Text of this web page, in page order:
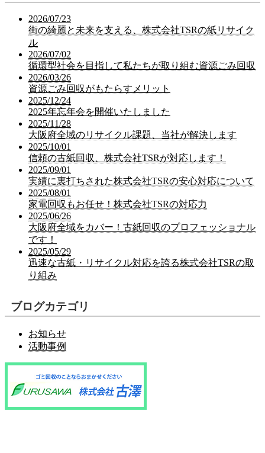
2026/07/23
街の綺麗と未来を支える、株式会社TSRの紙リサイク
ル
2026/07/02
循環型社会を目指して私たちが取り組む資源ごみ回収
2026/03/26
資源ごみ回収がもたらすメリット
2025/12/24
2025年忘年会を開催いたしました
2025/11/28
大阪府全域のリサイクル課題、当社が解決します
2025/10/01
信頼の古紙回収、株式会社TSRが対応します！
2025/09/01
実績に裏打ちされた株式会社TSRの安心対応について
2025/08/01
家電回収もお任せ！株式会社TSRの対応力
2025/06/26
大阪府全域をカバー！古紙回収のプロフェッショナル
です！
2025/05/29
迅速な古紙・リサイクル対応を誇る株式会社TSRの取
り組み
ブログカテゴリ
お知らせ
活動事例